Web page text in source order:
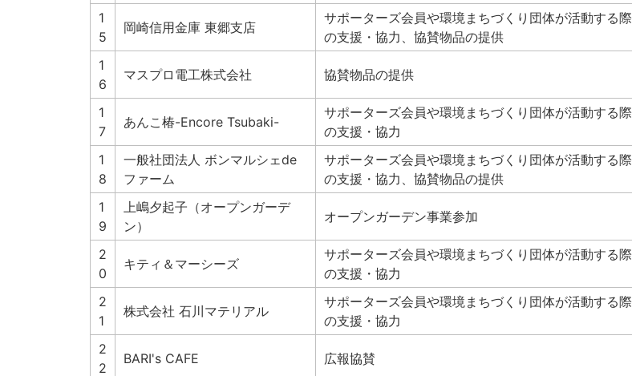
1
5
岡崎信用金庫 東郷支店
サポーターズ会員や環境まちづくり団体が活動する際
の支援・協力、協賛物品の提供
1
6
マスプロ電工株式会社 協賛物品の提供
1
7
あんこ椿-Encore Tsubaki-
サポーターズ会員や環境まちづくり団体が活動する際
の支援・協力
1
8
一般社団法人 ボンマルシェde
ファーム
サポーターズ会員や環境まちづくり団体が活動する際
の支援・協力、協賛物品の提供
1
9
上嶋夕起子（オープンガーデ
ン）
オープンガーデン事業参加
2
0
キティ＆マーシーズ
サポーターズ会員や環境まちづくり団体が活動する際
の支援・協力
2
1
株式会社 石川マテリアル
サポーターズ会員や環境まちづくり団体が活動する際
の支援・協力
2
2
BARI's CAFE 広報協賛